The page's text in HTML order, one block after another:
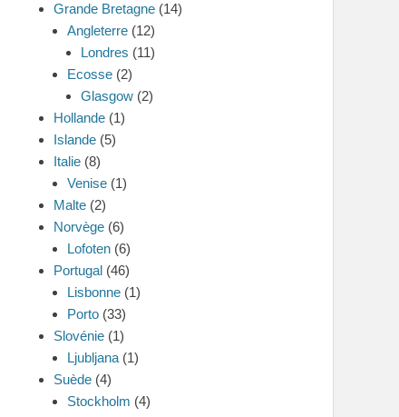
Grande Bretagne (14)
Angleterre (12)
Londres (11)
Ecosse (2)
Glasgow (2)
Hollande (1)
Islande (5)
Italie (8)
Venise (1)
Malte (2)
Norvège (6)
Lofoten (6)
Portugal (46)
Lisbonne (1)
Porto (33)
Slovénie (1)
Ljubljana (1)
Suède (4)
Stockholm (4)